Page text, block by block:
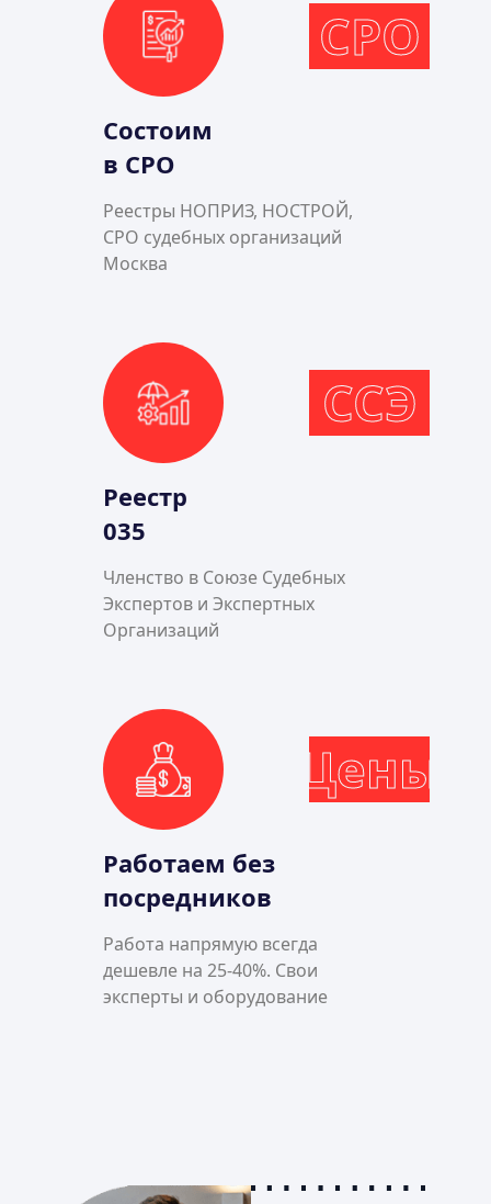
СРО
Состоим
в СРО
Реестры НОПРИЗ, НОСТРОЙ,
СРО судебных организаций
Москва
ССЭ
Реестр
035
Членство в Союзе Судебных
Экспертов и Экспертных
Организаций
Цены
Работаем без
посредников
Работа напрямую всегда
дешевле на 25-40%. Свои
эксперты и оборудование